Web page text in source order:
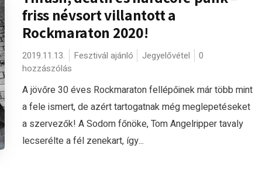
friss névsort villantott a
Rockmaraton 2020!
2019.11.13. Fesztivál ajánló Jegyelővétel
0
hozzászólás
A jövőre 30 éves Rockmaraton fellépőinek már több mint
a fele ismert, de azért tartogatnak még meglepetéseket
a szervezők! A Sodom főnöke, Tom Angelripper tavaly
lecserélte a fél zenekart, így...